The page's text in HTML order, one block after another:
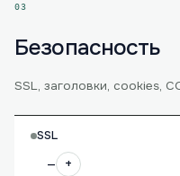
03
Безопасность
SSL, заголовки, cookies,
SSL
—
+